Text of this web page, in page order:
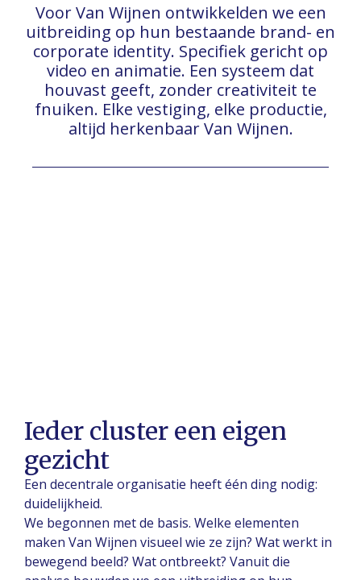
Voor Van Wijnen ontwikkelden we een
uitbreiding op hun bestaande brand- en
corporate identity. Specifiek gericht op
video en animatie. Een systeem dat
houvast geeft, zonder creativiteit te
fnuiken. Elke vestiging, elke productie,
altijd herkenbaar Van Wijnen.
Ieder cluster een eigen
gezicht
Een decentrale organisatie heeft één ding nodig:
duidelijkheid.
We begonnen met de basis. Welke elementen
maken Van Wijnen visueel wie ze zijn? Wat werkt in
bewegend beeld? Wat ontbreekt? Vanuit die